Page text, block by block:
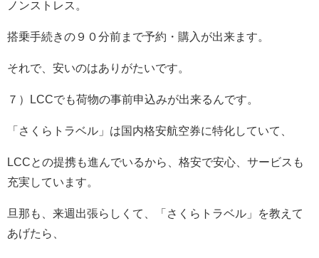
ノンストレス。
搭乗手続きの９０分前まで予約・購入が出来ます。
それで、安いのはありがたいです。
７）LCCでも荷物の事前申込みが出来るんです。
「さくらトラベル」は国内格安航空券に特化していて、
LCCとの提携も進んでいるから、格安で安心、サービスも
充実しています。
旦那も、来週出張らしくて、「さくらトラベル」を教えて
あげたら、